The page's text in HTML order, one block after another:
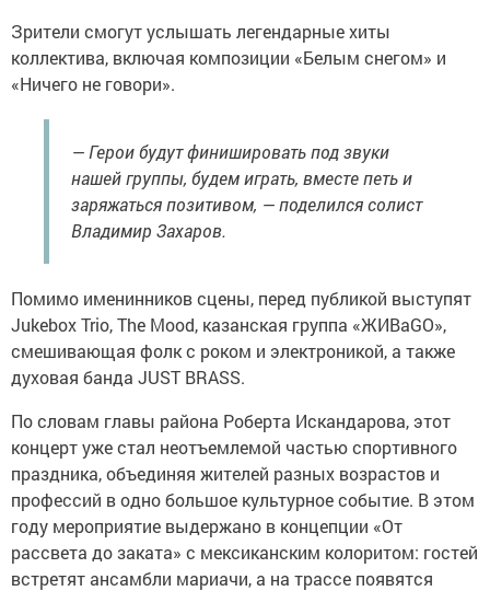
Зрители смогут услышать легендарные хиты
коллектива, включая композиции «Белым снегом» и
«Ничего не говори».
— Герои будут финишировать под звуки
нашей группы, будем играть, вместе петь и
заряжаться позитивом, — поделился солист
Владимир Захаров.
Помимо именинников сцены, перед публикой выступят
Jukebox Trio, The Mood, казанская группа «ЖИВаGO»,
смешивающая фолк с роком и электроникой, а также
духовая банда JUST BRASS.
По словам главы района Роберта Искандарова, этот
концерт уже стал неотъемлемой частью спортивного
праздника, объединяя жителей разных возрастов и
профессий в одно большое культурное событие. В этом
году мероприятие выдержано в концепции «От
рассвета до заката» с мексиканским колоритом: гостей
встретят ансамбли мариачи, а на трассе появятся